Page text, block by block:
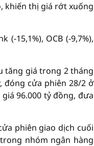
khiến thị giá rớt xuống
(-15,1%), OCB (-9,7%),
tăng giá trong 2 tháng
đóng cửa phiên 28/2 ở
96.000 tỷ đồng, đưa
phiên giao dịch cuối
nhóm ngân hàng